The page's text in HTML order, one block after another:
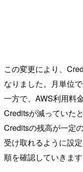
この変更により、
なりました。月単位
一方で、AWS利用料
Creditsが減っていた
Creditsの残高が一定
受け取れるように設
順を確認していきます